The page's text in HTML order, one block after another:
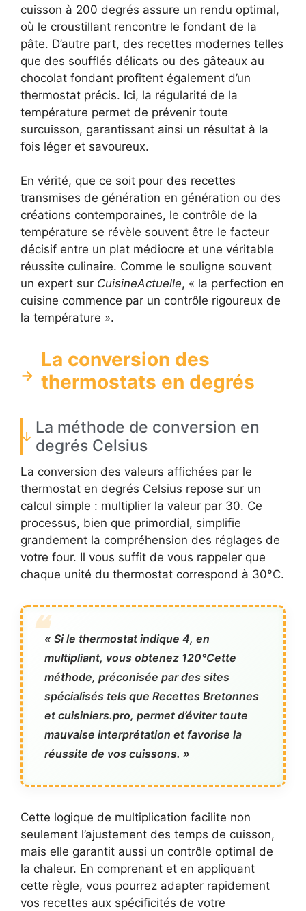
cuisson à 200 degrés assure un rendu optimal,
où le croustillant rencontre le fondant de la
pâte. D’autre part, des recettes modernes telles
que des soufflés délicats ou des gâteaux au
chocolat fondant profitent également d’un
thermostat précis. Ici, la régularité de la
température permet de prévenir toute
surcuisson, garantissant ainsi un résultat à la
fois léger et savoureux.
En vérité, que ce soit pour des recettes
transmises de génération en génération ou des
créations contemporaines, le contrôle de la
température se révèle souvent être le facteur
décisif entre un plat médiocre et une véritable
réussite culinaire. Comme le souligne souvent
un expert sur CuisineActuelle, « la perfection en
cuisine commence par un contrôle rigoureux de
la température ».
La conversion des
thermostats en degrés
La méthode de conversion en
degrés Celsius
La conversion des valeurs affichées par le
thermostat en degrés Celsius repose sur un
calcul simple : multiplier la valeur par 30. Ce
processus, bien que primordial, simplifie
grandement la compréhension des réglages de
votre four. Il vous suffit de vous rappeler que
chaque unité du thermostat correspond à 30°C.
« Si le thermostat indique 4, en
multipliant, vous obtenez 120°Cette
méthode, préconisée par des sites
spécialisés tels que Recettes Bretonnes
et cuisiniers.pro, permet d’éviter toute
mauvaise interprétation et favorise la
réussite de vos cuissons. »
Cette logique de multiplication facilite non
seulement l’ajustement des temps de cuisson,
mais elle garantit aussi un contrôle optimal de
la chaleur. En comprenant et en appliquant
cette règle, vous pourrez adapter rapidement
vos recettes aux spécificités de votre